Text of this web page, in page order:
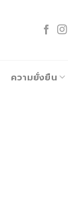
ความยั่งยืน